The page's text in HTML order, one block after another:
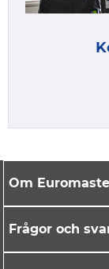
Om
Frågor och